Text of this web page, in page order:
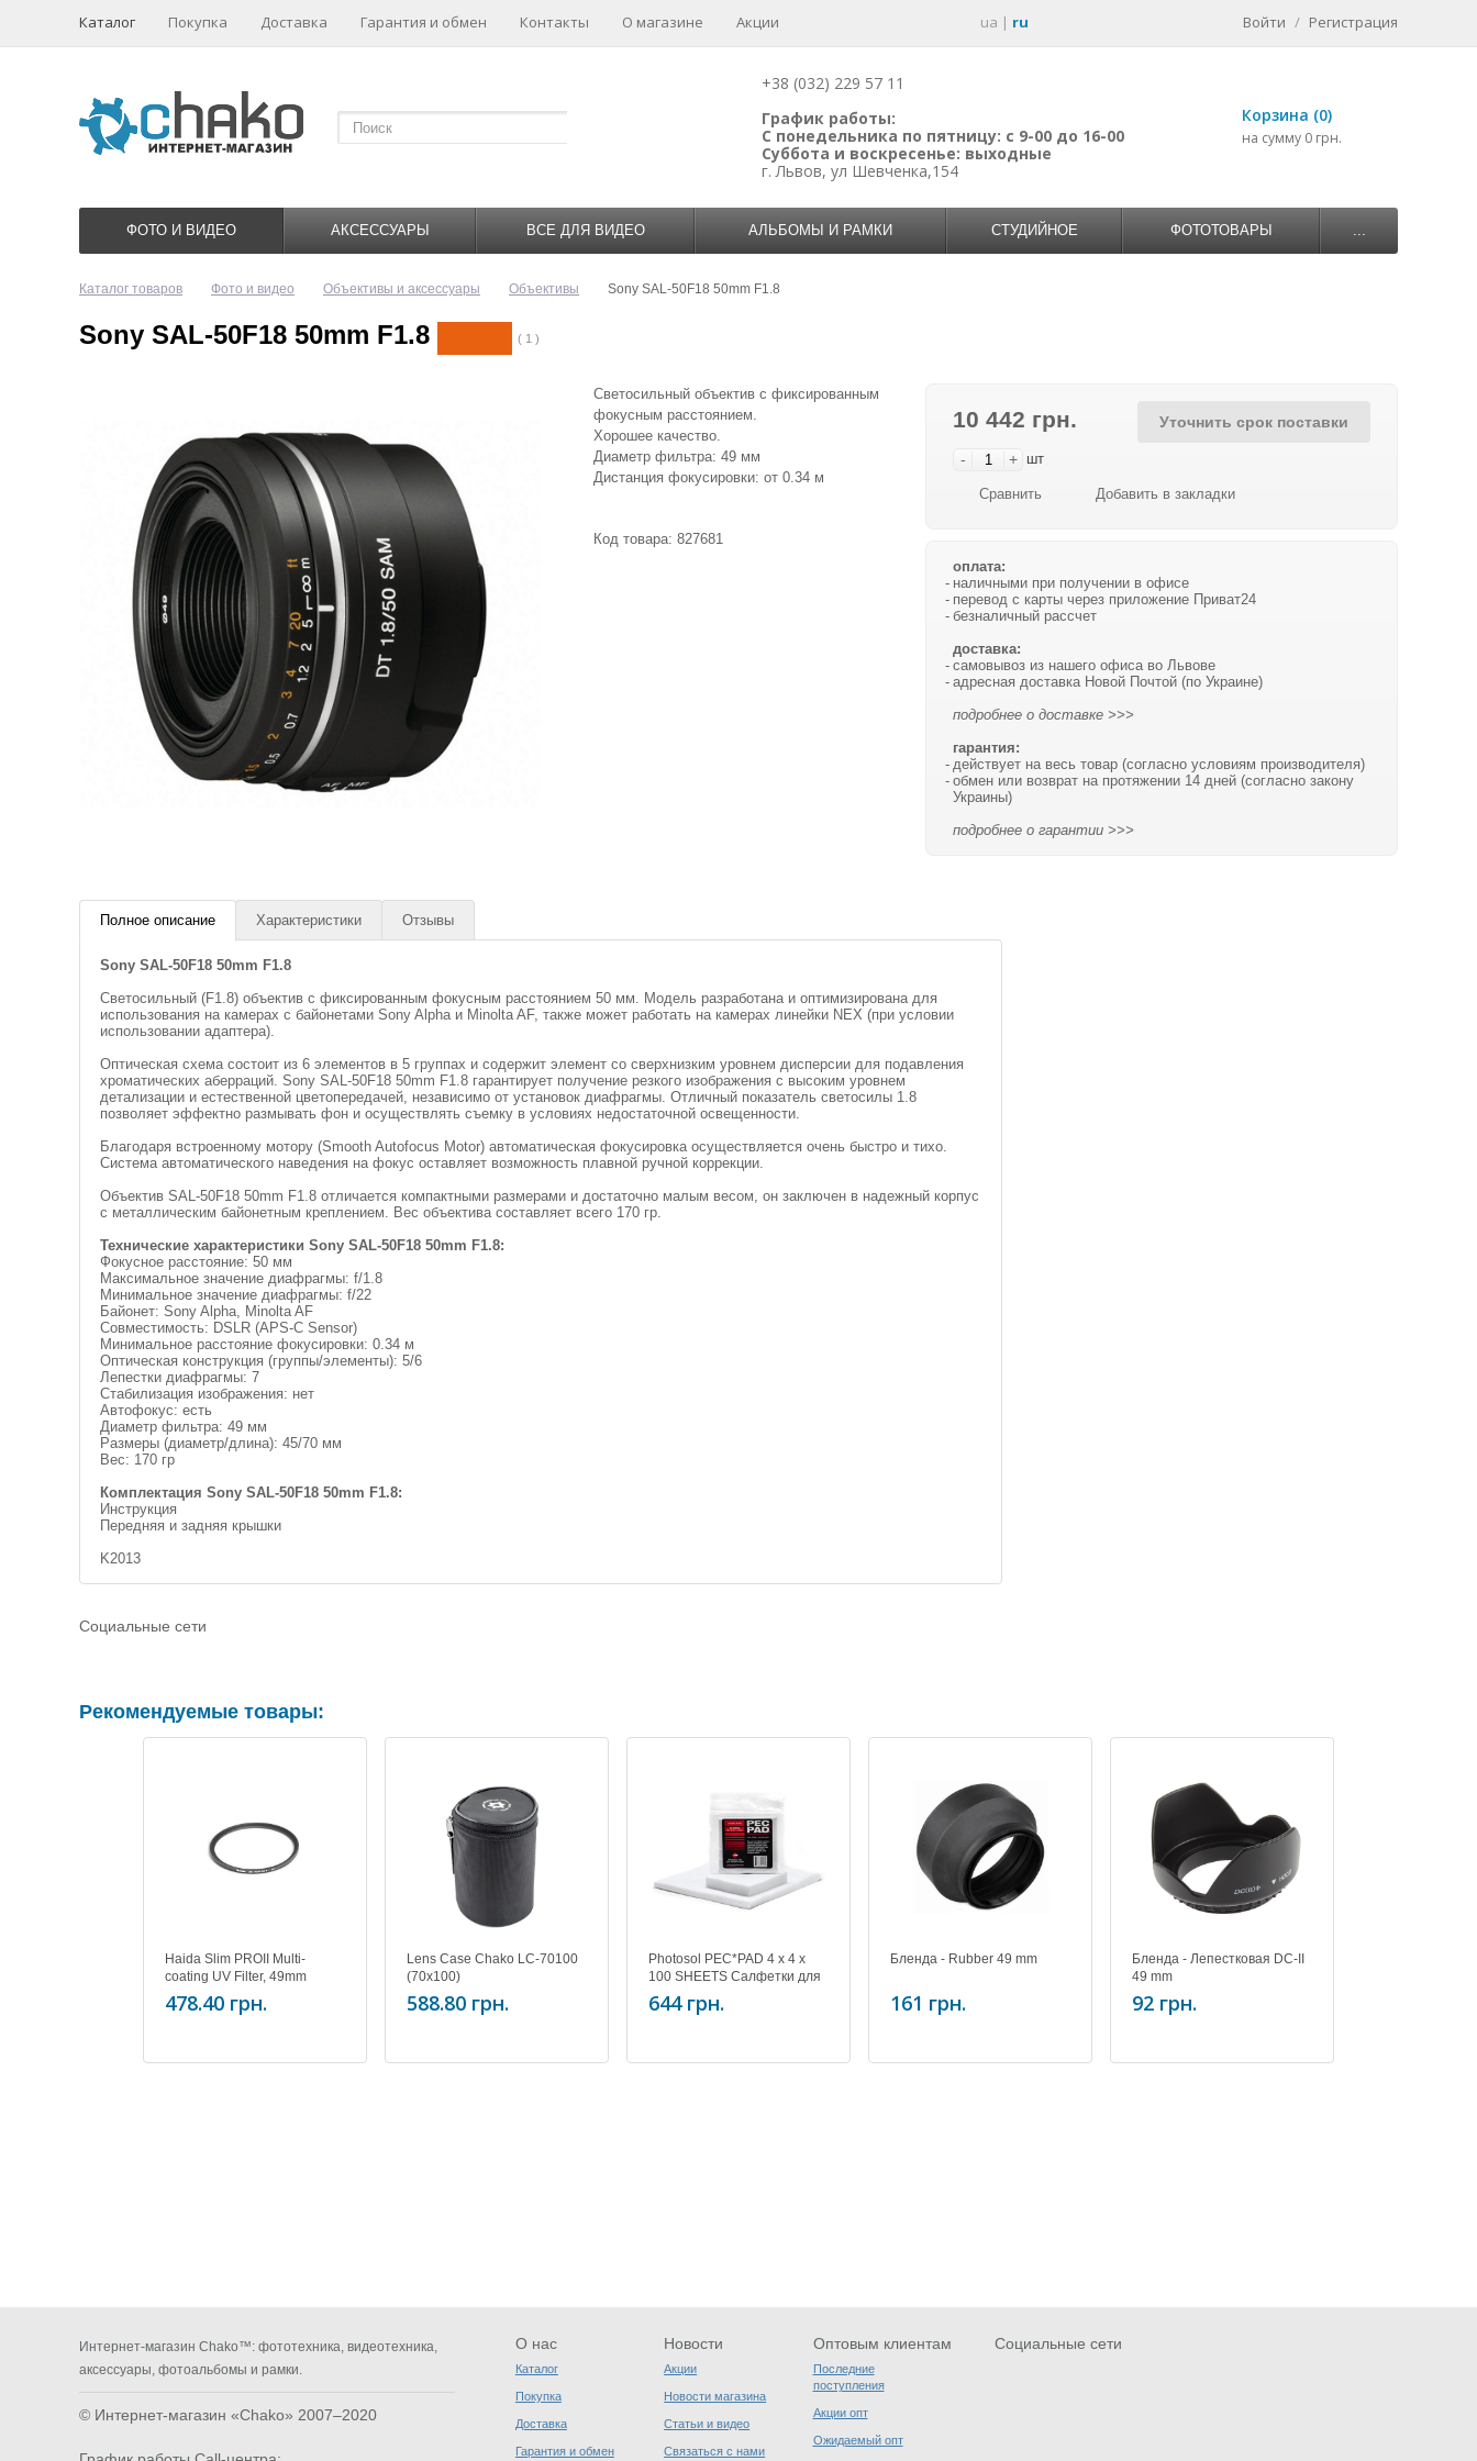
Каталог Покупка Доставка Гарантия и обмен Контакты О магазине Акции ua | ru Войти / Регистрация
+38 (032) 229 57 11
График работы:
С понедельника по пятницу: с 9-00 до 16-00
Суббота и воскресенье: выходные
г. Львов, ул Шевченка,154
Корзина (0)
на сумму 0 грн.
ФОТО И ВИДЕО АКСЕССУАРЫ ВСЕ ДЛЯ ВИДЕО АЛЬБОМЫ И РАМКИ СТУДИЙНОЕ ФОТОТОВАРЫ ...
Каталог товаров Фото и видео Объективы и аксессуары Объективы Sony SAL-50F18 50mm F1.8
Sony SAL-50F18 50mm F1.8 ( 1 )
10 442 грн.
- + шт
Уточнить срок поставки
Сравнить Добавить в закладки
оплата:
наличными при получении в офисе
перевод с карты через приложение Приват24
безналичный рассчет
доставка:
самовывоз из нашего офиса во Львове
адресная доставка Новой Почтой (по Украине)
подробнее о доставке >>>
гарантия:
действует на весь товар (согласно условиям производителя)
обмен или возврат на протяжении 14 дней (согласно закону
Украины)
подробнее о гарантии >>>
Светосильный объектив с фиксированным
фокусным расстоянием.
Хорошее качество.
Диаметр фильтра: 49 мм
Дистанция фокусировки: от 0.34 м
Код товара: 827681
Полное описание Характеристики Отзывы
Sony SAL-50F18 50mm F1.8
Светосильный (F1.8) объектив с фиксированным фокусным расстоянием 50 мм. Модель разработана и оптимизирована для
использования на камерах с байонетами Sony Alpha и Minolta AF, также может работать на камерах линейки NEX (при условии
использовании адаптера).
Оптическая схема состоит из 6 элементов в 5 группах и содержит элемент со сверхнизким уровнем дисперсии для подавления
хроматических аберраций. Sony SAL-50F18 50mm F1.8 гарантирует получение резкого изображения с высоким уровнем
детализации и естественной цветопередачей, независимо от установок диафрагмы. Отличный показатель светосилы 1.8
позволяет эффектно размывать фон и осуществлять съемку в условиях недостаточной освещенности.
Благодаря встроенному мотору (Smooth Autofocus Motor) автоматическая фокусировка осуществляется очень быстро и тихо.
Система автоматического наведения на фокус оставляет возможность плавной ручной коррекции.
Объектив SAL-50F18 50mm F1.8 отличается компактными размерами и достаточно малым весом, он заключен в надежный корпус
с металлическим байонетным креплением. Вес объектива составляет всего 170 гр.
Технические характеристики Sony SAL-50F18 50mm F1.8:
Фокусное расстояние: 50 мм
Максимальное значение диафрагмы: f/1.8
Минимальное значение диафрагмы: f/22
Байонет: Sony Alpha, Minolta AF
Совместимость: DSLR (APS-C Sensor)
Минимальное расстояние фокусировки: 0.34 м
Оптическая конструкция (группы/элементы): 5/6
Лепестки диафрагмы: 7
Стабилизация изображения: нет
Автофокус: есть
Диаметр фильтра: 49 мм
Размеры (диаметр/длина): 45/70 мм
Вес: 170 гр
Комплектация Sony SAL-50F18 50mm F1.8:
Инструкция
Передняя и задняя крышки
K2013
Социальные сети
Рекомендуемые товары:
Haida Slim PROII Multi-
coating UV Filter, 49mm
478.40 грн.
Lens Case Chako LC-70100
(70х100)
588.80 грн.
Photosol PEC*PAD 4 x 4 x
100 SHEETS Салфетки для
чистки оптики(100 шт)
644 грн.
Бленда - Rubber 49 mm
161 грн.
Бленда - Лепестковая DC-II
49 mm
92 грн.
Интернет-магазин Chako™: фототехника, видеотехника,
аксессуары, фотоальбомы и рамки.
© Интернет-магазин «Chako» 2007–2020
О нас
Каталог
Покупка
Доставка
Гарантия и обмен
Новости
Акции
Новости магазина
Статьи и видео
Связаться с нами
Оптовым клиентам
Последние
поступления
Акции опт
Ожидаемый опт
Социальные сети